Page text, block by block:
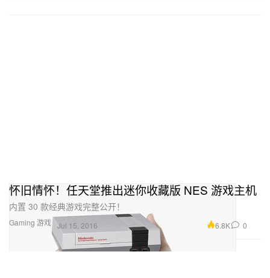
Gaming 游戏
怀旧情怀！任天堂推出迷你收藏版 NES 游戏主机
内置 30 款经典游戏完整公开！
Jul 15, 2016 6.8K 0